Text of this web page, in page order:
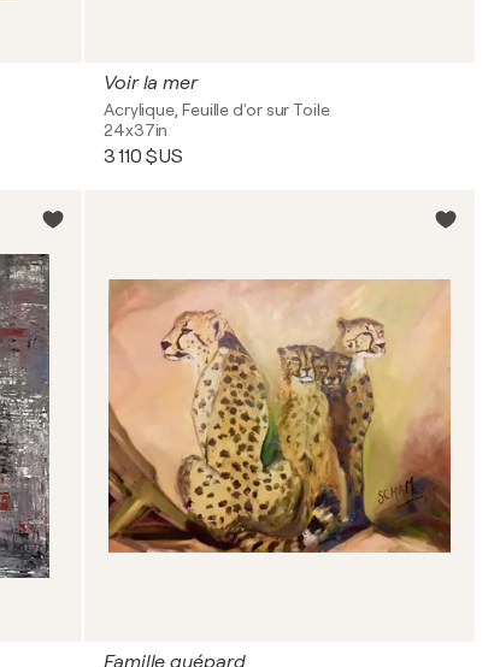
Voir la mer
Acrylique, Feuille d'or sur Toile
24x37in
3 110 $US
Famille guépard